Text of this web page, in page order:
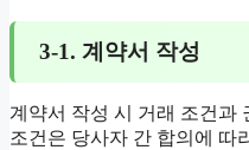
3-1. 계약서 작성
계약서 작성 시 거래 조건과
조건은 당사자 간 합의에 따